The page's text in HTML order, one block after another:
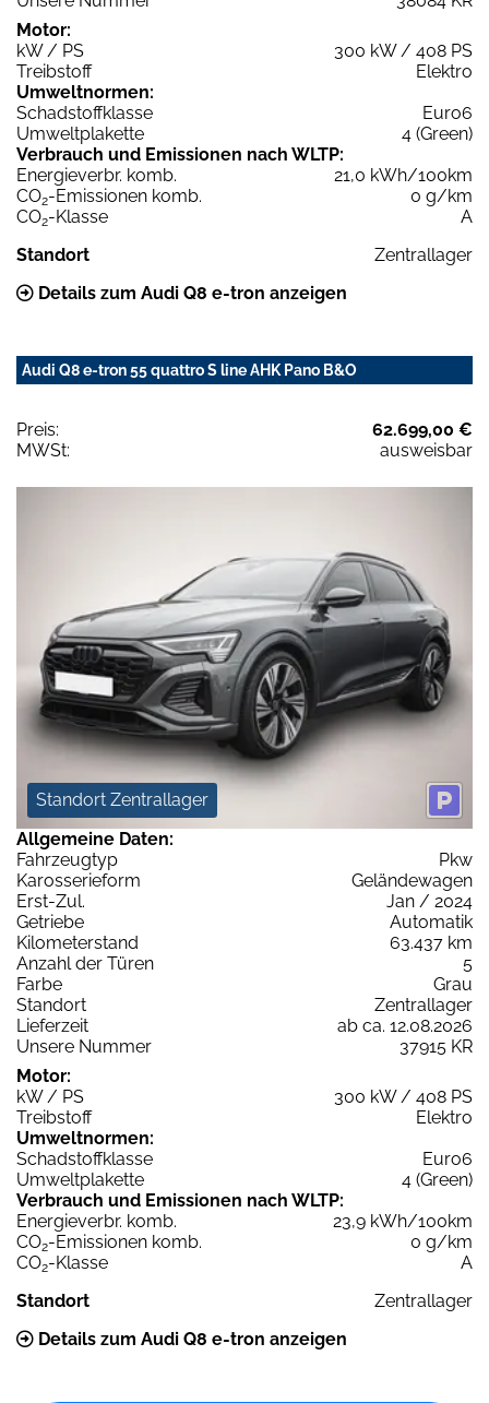
Motor:
kW / PS
300 kW / 408 PS
Treibstoff
Elektro
Umweltnormen:
Schadstoffklasse
Euro6
Umweltplakette
4 (Green)
Verbrauch und Emissionen nach WLTP:
Energieverbr. komb.
21,0 kWh/100km
CO2-Emissionen komb.
0 g/km
CO2-Klasse
A
Standort
Zentrallager
Details zum Audi Q8 e-tron anzeigen
Audi Q8 e-tron 55 quattro S line AHK Pano B&O
Preis:
62.699,00 €
MWSt:
ausweisbar
Standort Zentrallager
Allgemeine Daten:
Fahrzeugtyp
Pkw
Karosserieform
Geländewagen
Erst-Zul.
Jan / 2024
Getriebe
Automatik
Kilometerstand
63.437 km
Anzahl der Türen
5
Farbe
Grau
Standort
Zentrallager
Lieferzeit
ab ca. 12.08.2026
Unsere Nummer
37915 KR
Motor:
kW / PS
300 kW / 408 PS
Treibstoff
Elektro
Umweltnormen:
Schadstoffklasse
Euro6
Umweltplakette
4 (Green)
Verbrauch und Emissionen nach WLTP:
Energieverbr. komb.
23,9 kWh/100km
CO2-Emissionen komb.
0 g/km
CO2-Klasse
A
Standort
Zentrallager
Details zum Audi Q8 e-tron anzeigen